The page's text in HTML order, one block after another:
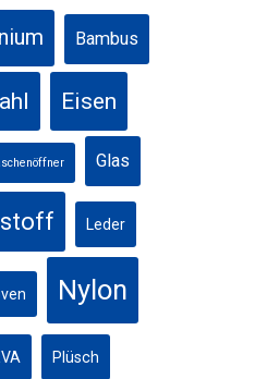
Bambus
Eisen
Glas
Leder
Nylon
Plüsch